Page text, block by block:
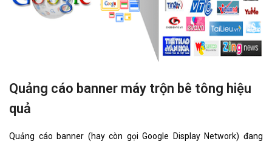
Quảng cáo banner máy trộn bê tông hiệu
quả
Quảng cáo banner (hay còn gọi Google Display Network) đang